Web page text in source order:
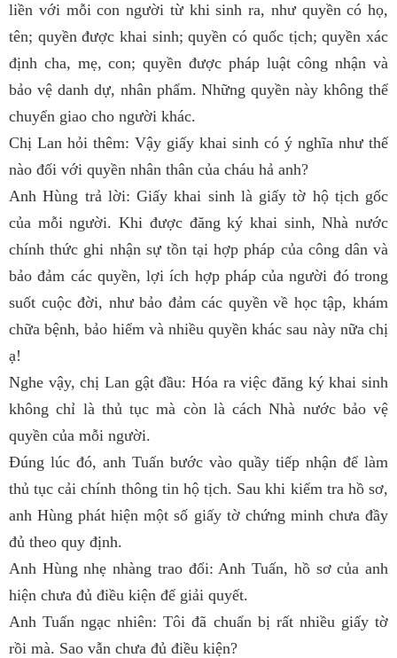
liền với mỗi con người từ khi sinh ra, như quyền có họ,
tên; quyền được khai sinh; quyền có quốc tịch; quyền xác
định cha, mẹ, con; quyền được pháp luật công nhận và
bảo vệ danh dự, nhân phẩm. Những quyền này không thể
chuyển giao cho người khác.
Chị Lan hỏi thêm: Vậy giấy khai sinh có ý nghĩa như thế
nào đối với quyền nhân thân của cháu hả anh?
Anh Hùng trả lời: Giấy khai sinh là giấy tờ hộ tịch gốc
của mỗi người. Khi được đăng ký khai sinh, Nhà nước
chính thức ghi nhận sự tồn tại hợp pháp của công dân và
bảo đảm các quyền, lợi ích hợp pháp của người đó trong
suốt cuộc đời, như bảo đảm các quyền về học tập, khám
chữa bệnh, bảo hiểm và nhiều quyền khác sau này nữa chị
ạ!
Nghe vậy, chị Lan gật đầu: Hóa ra việc đăng ký khai sinh
không chỉ là thủ tục mà còn là cách Nhà nước bảo vệ
quyền của mỗi người.
Đúng lúc đó, anh Tuấn bước vào quầy tiếp nhận để làm
thủ tục cải chính thông tin hộ tịch. Sau khi kiểm tra hồ sơ,
anh Hùng phát hiện một số giấy tờ chứng minh chưa đầy
đủ theo quy định.
Anh Hùng nhẹ nhàng trao đổi: Anh Tuấn, hồ sơ của anh
hiện chưa đủ điều kiện để giải quyết.
Anh Tuấn ngạc nhiên: Tôi đã chuẩn bị rất nhiều giấy tờ
rồi mà. Sao vẫn chưa đủ điều kiện?